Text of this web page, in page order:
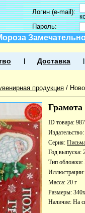
Логин (e-mail):
Пароль:
Доставка
продукция /
Грамота
ID товара:
Издательство:
Серия:
Год выпуска:
Тип обложки:
Масса: 20 г
Размеры:
Наличие: На